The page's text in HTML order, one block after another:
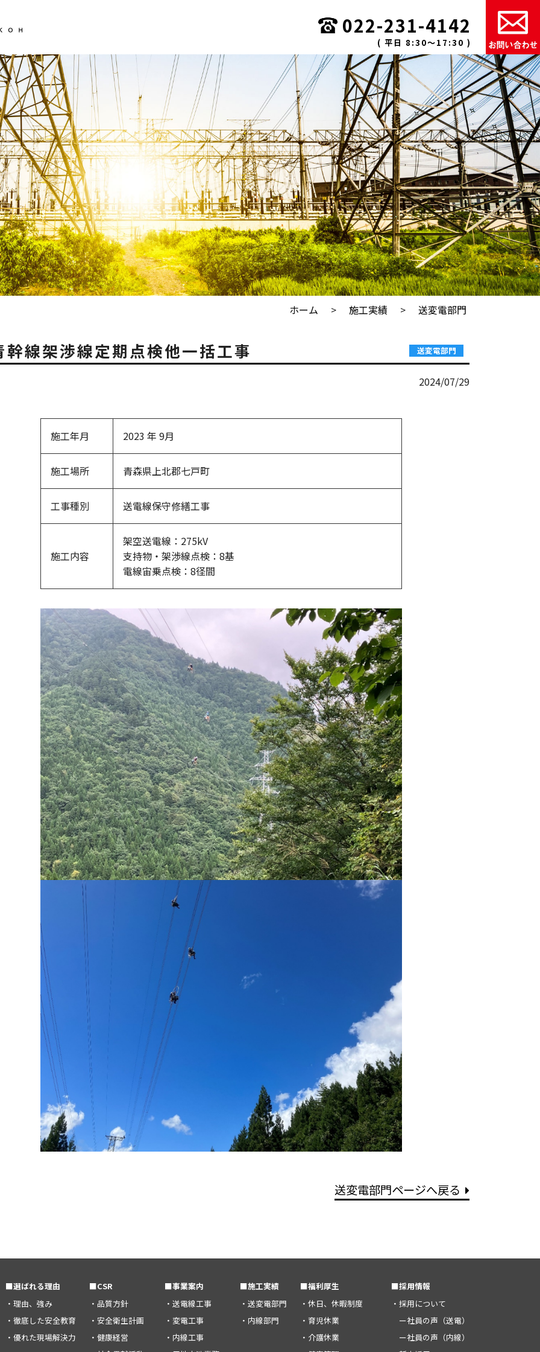
022-231-4142
( 平日 8:30〜17:30 )
ホーム 施工実績 送変電部門
幹線架渉線定期点検他一括工事 送変電部門
2024/07/29
施工年月 2023 年 9月
施工場所 青森県上北郡七戸町
工事種別 送電線保守修繕工事
施工内容
架空送電線：275kV
支持物・架渉線点検：8基
電線宙乗点検：8径間
送変電部門ページへ戻る
■選ばれる理由
・理由、強み
・徹底した安全教育
・優れた現場解決力
■CSR
・品質方針
・安全衛生計画
・健康経営
■事業案内
・送電線工事
・変電工事
・内線工事
■施工実績
・送変電部門
・内線部門
■福利厚生
・休日、休暇制度
・育児休業
・介護休業
■採用情報
・採用について
ー社員の声（送電）
ー社員の声（内線）